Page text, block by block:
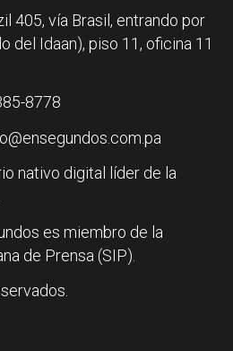
405, vía Brasil, entrando por
del Idaan), piso 11, oficina 11
8778
nativo digital líder de la
es miembro de la
de Prensa (SIP).